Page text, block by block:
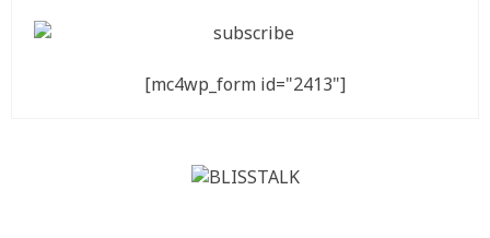
[mc4wp_form id="2413"]